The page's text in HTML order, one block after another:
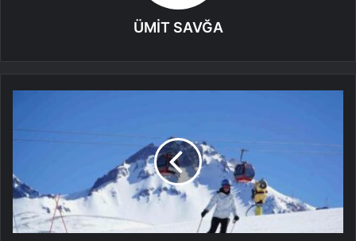
ÜMİT SAVĞA